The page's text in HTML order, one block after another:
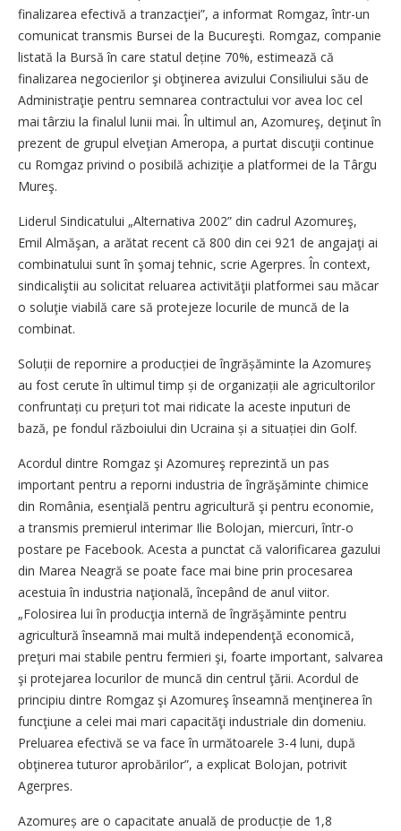
finalizarea efectivă a tranzacţiei”, a informat Romgaz, într-un
comunicat transmis Bursei de la Bucureşti. Romgaz, companie
listată la Bursă în care statul deține 70%, estimează că
finalizarea negocierilor şi obţinerea avizului Consiliului său de
Administraţie pentru semnarea contractului vor avea loc cel
mai târziu la finalul lunii mai. În ultimul an, Azomureş, deţinut în
prezent de grupul elveţian Ameropa, a purtat discuţii continue
cu Romgaz privind o posibilă achiziţie a platformei de la Târgu
Mureş.
Liderul Sindicatului „Alternativa 2002” din cadrul Azomureş,
Emil Almăşan, a arătat recent că 800 din cei 921 de angajaţi ai
combinatului sunt în şomaj tehnic, scrie Agerpres. În context,
sindicaliştii au solicitat reluarea activităţii platformei sau măcar
o soluţie viabilă care să protejeze locurile de muncă de la
combinat.
Soluții de repornire a producției de îngrășăminte la Azomureș
au fost cerute în ultimul timp și de organizații ale agricultorilor
confruntați cu prețuri tot mai ridicate la aceste inputuri de
bază, pe fondul războiului din Ucraina și a situației din Golf.
Acordul dintre Romgaz şi Azomureş reprezintă un pas
important pentru a reporni industria de îngrăşăminte chimice
din România, esenţială pentru agricultură şi pentru economie,
a transmis premierul interimar Ilie Bolojan, miercuri, într-o
postare pe Facebook. Acesta a punctat că valorificarea gazului
din Marea Neagră se poate face mai bine prin procesarea
acestuia în industria naţională, începând de anul viitor.
„Folosirea lui în producţia internă de îngrăşăminte pentru
agricultură înseamnă mai multă independenţă economică,
preţuri mai stabile pentru fermieri şi, foarte important, salvarea
şi protejarea locurilor de muncă din centrul ţării. Acordul de
principiu dintre Romgaz şi Azomureş înseamnă menţinerea în
funcţiune a celei mai mari capacităţi industriale din domeniu.
Preluarea efectivă se va face în următoarele 3-4 luni, după
obţinerea tuturor aprobărilor”, a explicat Bolojan, potrivit
Agerpres.
Azomureș are o capacitate anuală de producție de 1,8